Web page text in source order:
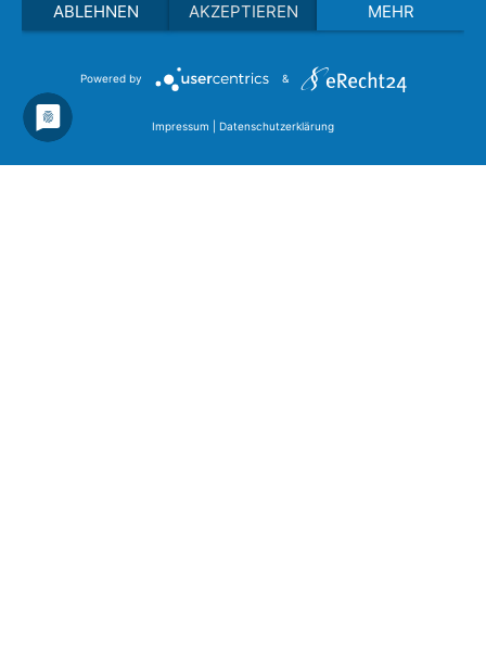
ABLEHNEN AKZEPTIEREN MEHR
Powered by &
Impressum Datenschutzerklärung